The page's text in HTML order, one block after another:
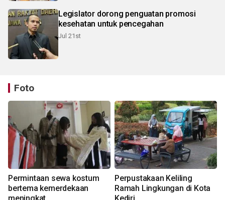
Legislator dorong penguatan promosi
kesehatan untuk pencegahan
Jul 21st
Foto
Permintaan sewa kostum
bertema kemerdekaan
Perpustakaan Keliling
Ramah Lingkungan di Kota